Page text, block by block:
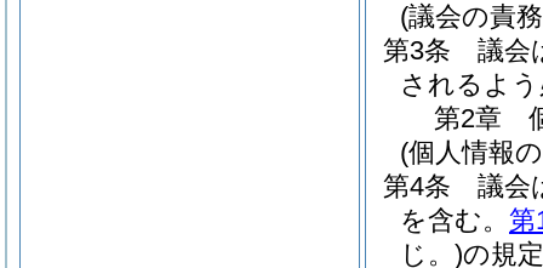
(議会の責
第3条
議会
されるよ
第2章
(個人情報
第4条
議会
を含む。 第
じ。)の規